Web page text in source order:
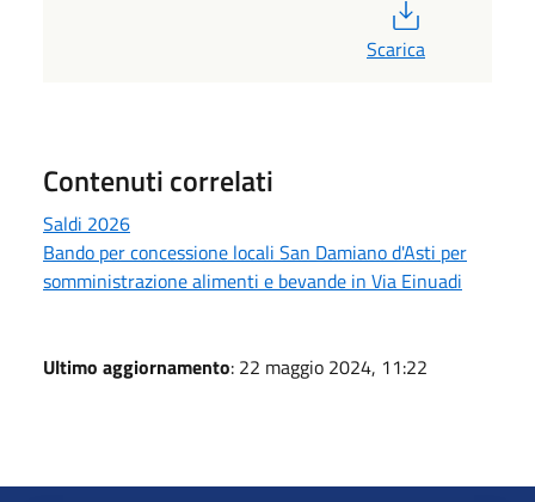
Scarica
Contenuti correlati
Saldi 2026
Bando per concessione locali San Damiano d'Asti per
somministrazione alimenti e bevande in Via Einuadi
Ultimo aggiornamento: 22 maggio 2024, 11:22